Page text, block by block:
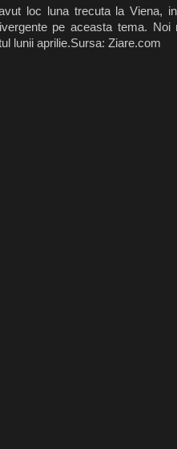
loc luna trecuta la Viena,
pe aceasta tema. Noi
lunii aprilie.Sursa: Ziare.com